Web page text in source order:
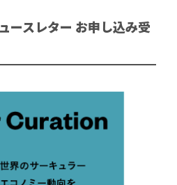
ースレター お申し込み受